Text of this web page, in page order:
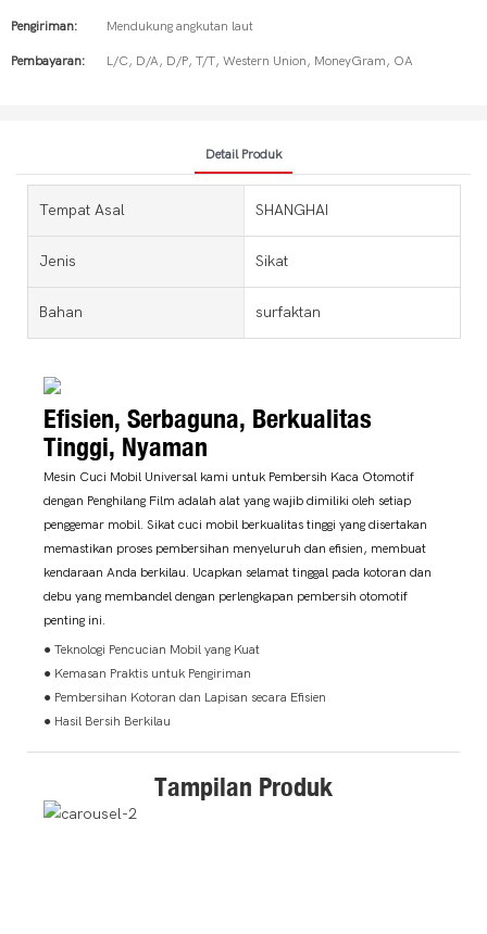
Pengiriman: Mendukung angkutan laut
Pembayaran: L/C, D/A, D/P, T/T, Western Union, MoneyGram, OA
Detail Produk
Tempat Asal SHANGHAI
Jenis Sikat
Bahan surfaktan
Efisien, Serbaguna, Berkualitas
Tinggi, Nyaman
Mesin Cuci Mobil Universal kami untuk Pembersih Kaca Otomotif
dengan Penghilang Film adalah alat yang wajib dimiliki oleh setiap
penggemar mobil. Sikat cuci mobil berkualitas tinggi yang disertakan
memastikan proses pembersihan menyeluruh dan efisien, membuat
kendaraan Anda berkilau. Ucapkan selamat tinggal pada kotoran dan
debu yang membandel dengan perlengkapan pembersih otomotif
penting ini.
● Teknologi Pencucian Mobil yang Kuat
● Kemasan Praktis untuk Pengiriman
● Pembersihan Kotoran dan Lapisan secara Efisien
● Hasil Bersih Berkilau
Tampilan Produk